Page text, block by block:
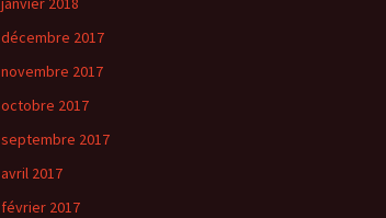
décembre 2017
novembre 2017
octobre 2017
septembre 2017
avril 2017
février 2017